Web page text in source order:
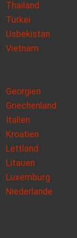
Thailand
Türkei
Usbekistan
Vietnam
Georgien
Griechenland
Italien
Kroatien
Lettland
Litauen
Luxemburg
Niederlande